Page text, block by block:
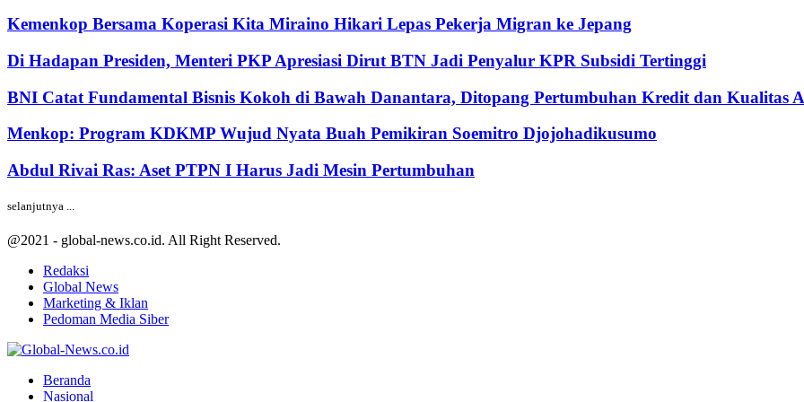
Kemenkop Bersama Koperasi Kita Miraino Hikari Lepas Pekerja Migran ke Jepang
Di Hadapan Presiden, Menteri PKP Apresiasi Dirut BTN Jadi Penyalur KPR Subsidi Tertinggi
BNI Catat Fundamental Bisnis Kokoh di Bawah Danantara, Ditopang Pertumbuhan Kredit dan Kualitas
Menkop: Program KDKMP Wujud Nyata Buah Pemikiran Soemitro Djojohadikusumo
Abdul Rivai Ras: Aset PTPN I Harus Jadi Mesin Pertumbuhan
selanjutnya ...
@2021 - global-news.co.id. All Right Reserved.
Redaksi
Global News
Marketing & Iklan
Pedoman Media Siber
Beranda
Nasional